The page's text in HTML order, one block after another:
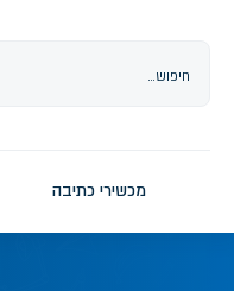
מכשירי כתיבה